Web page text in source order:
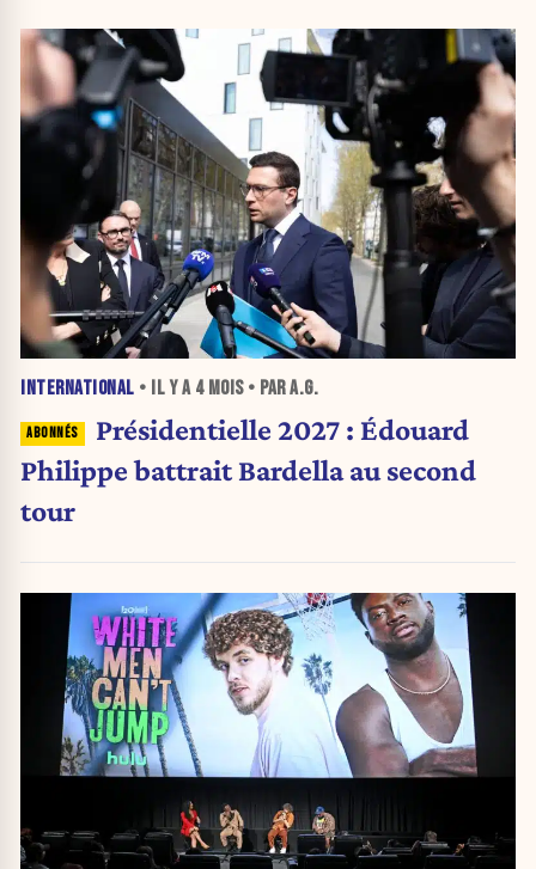
(Febeliac/Deloitte)
INTERNATIONAL • IL Y A 4 MOIS• PAR A.G.
Présidentielle 2027 : Édouard
Philippe battrait Bardella au second
tour